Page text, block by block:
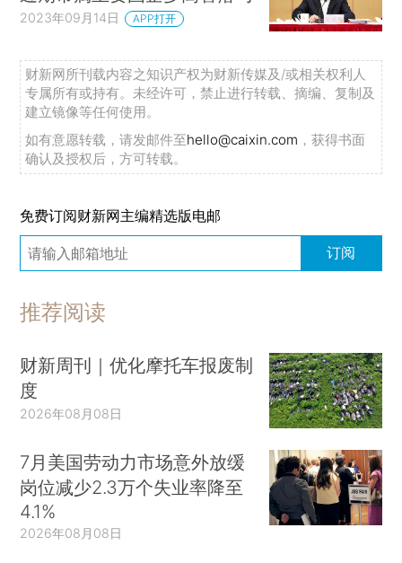
2023年09月14日 APP打开
财新网所刊载内容之知识产权为财新传媒及/或相关权利人
专属所有或持有。未经许可，禁止进行转载、摘编、复制及
建立镜像等任何使用。
如有意愿转载，请发邮件至hello@caixin.com ，获得书面
确认及授权后，方可转载。
免费订阅财新网主编精选版电邮
订阅
推荐阅读
财新周刊｜优化摩托车报废制
度
2026年08月08日
7月美国劳动力市场意外放缓
岗位减少2.3万个失业率降至
4.1%
2026年08月08日